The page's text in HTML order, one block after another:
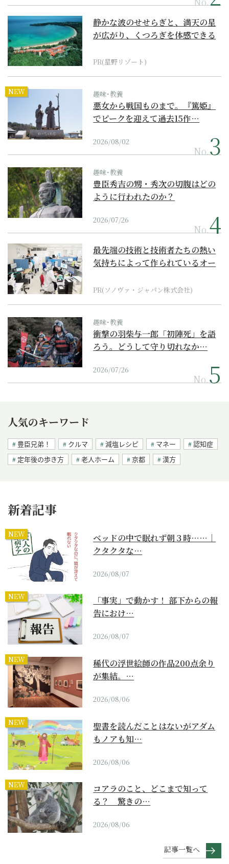
静かな波のせせらぎと、満天の星
が広がり、くつろぎを体感できる
PR(星野リゾート)
NEW 趣味･教養
悪女から戦国ものまで。『篤姫』
でピークを迎えて過去15作…
2026/08/02
No.
趣味･教養
豊臣秀吉の甥・秀次の切腹はどの
ように行われたのか？
2026/07/26
No.
最先端の技術と技術者たちの熱い
気持ちによって作られているオー
PR(ソノヴァ・ジャパン株式会社)
趣味･教養
衝撃の羽柴与一郎「初陣死」を語
ろう。どうして守り切れなか…
2026/07/26
No.
人気のキーワード
豊臣兄弟！ クルマ 減塩レシピ マネー
認知症
定年後の歩き方
老人ホーム 京都 漢方
新着記事
NEW
ベッドの中で眠れず朝３時……｜
クタクタな…
2026/08/07
NEW
「事実」で動かす！ 部下からの報
告におけ…
2026/08/07
NEW
稀代の浮世絵師の作品200点余り
が集結。…
2026/08/06
NEW
聖書を読んだことはないがアダム
もノアも知…
2026/08/06
NEW
コアラのこと、どこまで知って
る？ 驚きの…
2026/08/06
記事一覧へ